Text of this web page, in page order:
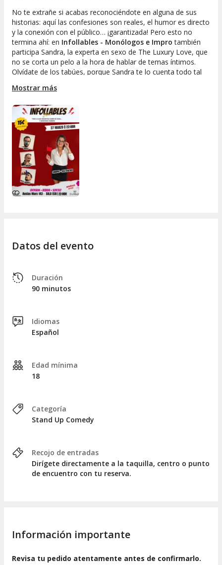
No te extrañe si acabas reconociéndote en alguna de sus
historias: aquí las confesiones son reales, el humor es directo
y la conexión con el público… ¡garantizada! Pero esto no
termina ahí: en Infollables - Monólogos e Impro también
participa Sandra, la experta en sexo de The Luxury Love, que
no se corta un pelo a la hora de hablar de temas íntimos.
Olvídate de los tabúes, porque Sandra te lo cuenta todo tal
seguro te hará ver tu vida íntima con otros ojos (y con
Si buscas un plan diferente, auténtico y lleno de buen rollo,
este espectáculo es para ti. Reserva ya tu entrada y ven a
disfrutar de
Infollables - Monólogos e Impro
perfecta para reírte de la vida y, de paso, aprender algo
nuevo. ¡No digas que no te lo avisamos!
Mostrar más
Datos del evento
Duración
90 minutos
Idiomas
Español
Edad mínima
18
Categoría
Stand Up Comedy
Recojo de entradas
Dirígete directamente a la taquilla, centro o punto
de encuentro con tu reserva.
Información importante
Revisa tu pedido atentamente antes de confirmarlo.